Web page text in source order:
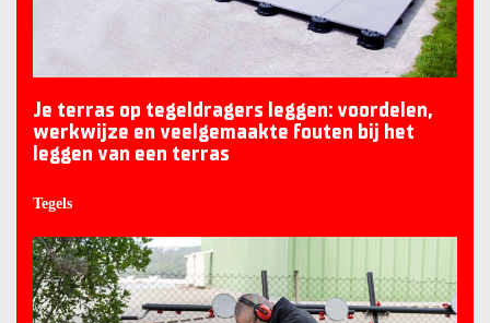
Je terras op tegeldragers leggen: voordelen,
werkwijze en veelgemaakte fouten bij het
leggen van een terras
Tegels